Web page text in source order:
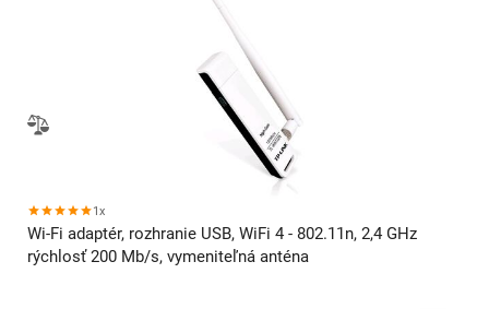
1x
Wi-Fi adaptér, rozhranie USB, WiFi 4 - 802.11n, 2,4 GHz
rýchlosť 200 Mb/s, vymeniteľná anténa